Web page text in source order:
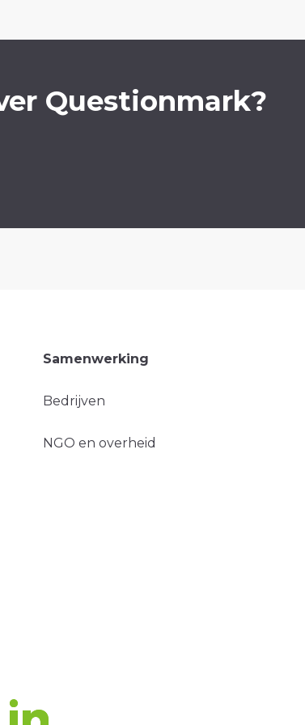
Questionmark?
Samenwerking
Bedrijven
NGO en overheid